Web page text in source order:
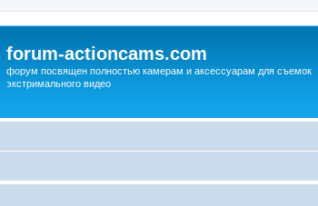
forum-actioncams.com
форум посвящен полностью камерам и аксессуарам для съемок
экстримального видео